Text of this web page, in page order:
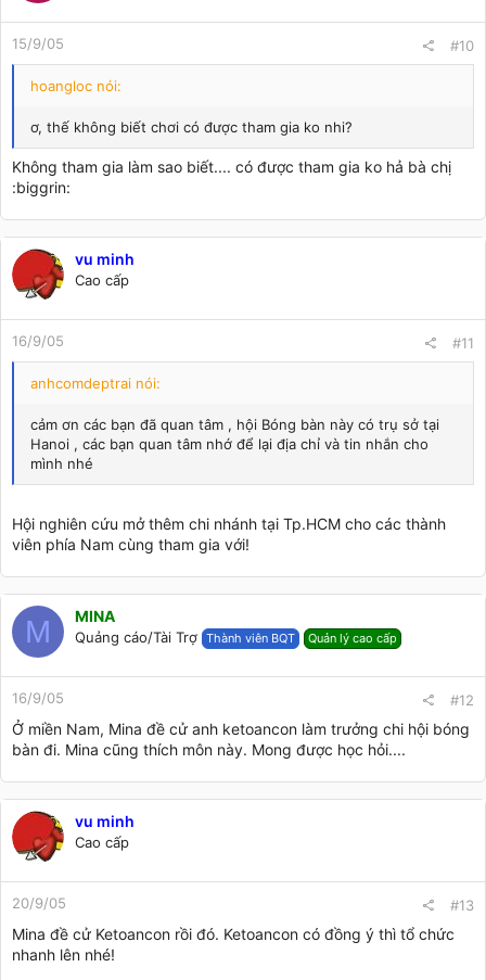
15/9/05 #10
hoangloc nói:
ơ, thế không biết chơi có được tham gia ko nhi?
Không tham gia làm sao biết.... có được tham gia ko hả bà chị
:biggrin:
vu minh
Cao cấp
16/9/05 #11
anhcomdeptrai nói:
cảm ơn các bạn đã quan tâm , hội Bóng bàn này có trụ sở tại
Hanoi , các bạn quan tâm nhớ để lại địa chỉ và tin nhắn cho
mình nhé
Hội nghiên cứu mở thêm chi nhánh tại Tp.HCM cho các thành
viên phía Nam cùng tham gia với!
M MINA
Quảng cáo/Tài Trợ Thành viên BQT Quản lý cao cấp
16/9/05 #12
Ở miền Nam, Mina đề cử anh ketoancon làm trưởng chi hội bóng
bàn đi. Mina cũng thích môn này. Mong được học hỏi....
vu minh
Cao cấp
20/9/05 #13
Mina đề cử Ketoancon rồi đó. Ketoancon có đồng ý thì tổ chức
nhanh lên nhé!